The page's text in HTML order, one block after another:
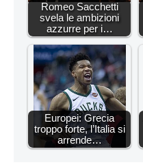
Romeo Sacchetti
svela le ambizioni
azzurre per i…
Europei: Grecia
troppo forte, l’Italia si
arrende…